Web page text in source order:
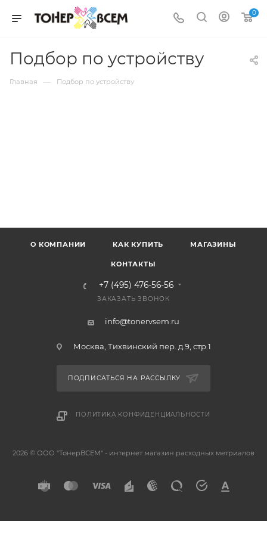
0
Подбор по устройству
Главная — Подбор по устройству
О КОМПАНИИ КАК КУПИТЬ МАГАЗИНЫ
КОНТАКТЫ
+7 (495) 476-56-56
ЗАКАЗАТЬ ЗВОНОК
info@tonervsem.ru
Москва, Тихвинский пер. д.9, стр.1
ПОДПИСАТЬСЯ НА РАССЫЛКУ
ПОЛИТИКА КОНФИДЕНЦИАЛЬНОСТИ
2026 © ООО "ТонерВСЕМ" - интернет магазин расходных метриалов